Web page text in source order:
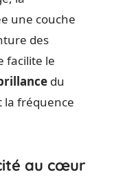
une couche
des
facilite le
du
la fréquence
au cœur